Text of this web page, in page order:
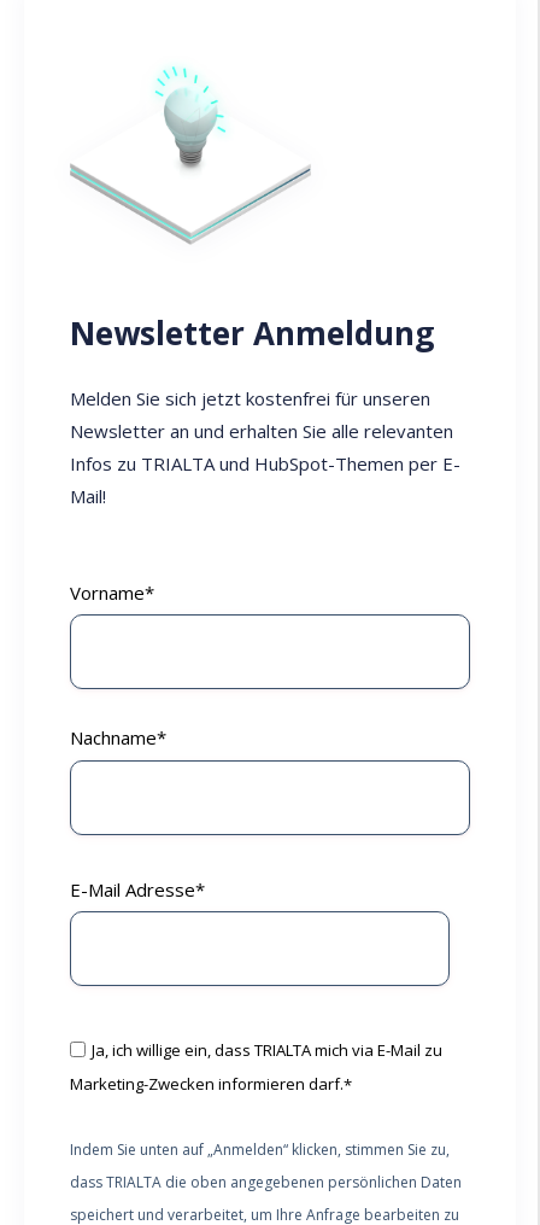
Newsletter Anmeldung
Melden Sie sich jetzt kostenfrei für unseren
Newsletter an und erhalten Sie alle relevanten
Infos zu TRIALTA und HubSpot-Themen per E-
Mail!
Vorname*
Nachname*
E-Mail Adresse*
Ja, ich willige ein, dass TRIALTA mich via E-Mail zu
Marketing-Zwecken informieren darf.*
Indem Sie unten auf „Anmelden“ klicken, stimmen Sie zu,
dass TRIALTA die oben angegebenen persönlichen Daten
speichert und verarbeitet, um Ihre Anfrage bearbeiten zu